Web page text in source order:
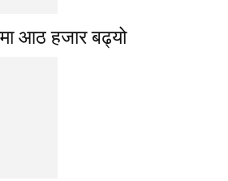
आठ हजार बढ्यो